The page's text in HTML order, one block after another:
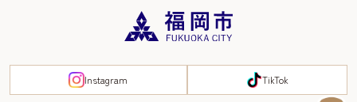
FUKUOKA EAST&WEST COAST
Instagram TikTok